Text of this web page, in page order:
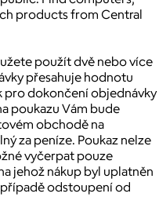
products from Central
použít dvě nebo více
přesahuje hodnotu
pro dokončení objednávky
poukazu Vám bude
obchodě na
za peníze. Poukaz nelze
vyčerpat pouze
jehož nákup byl uplatněn
odstoupení od